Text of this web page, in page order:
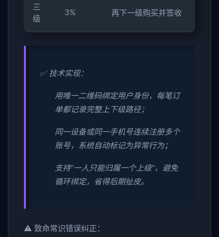
三
级
3% 再下一级购买并签收
✅ 技术实现：
用唯一二维码绑定用户身份，每笔订
单都记录完整上下级路径；
同一设备或同一手机号连续注册多个
账号，系统自动标记为异常行为；
支持“一人只能归属一个上级”，避免
循环绑定，省得后期扯皮。
⚠️ 致命常识错误纠正：